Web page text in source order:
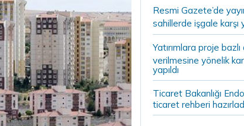
Resmi Gazete’de
sahillerde işgale karşı
Yatırımlara proje
verilmesine yönelik
yapıldı
Ticaret Bakanlığı
ticaret rehberi